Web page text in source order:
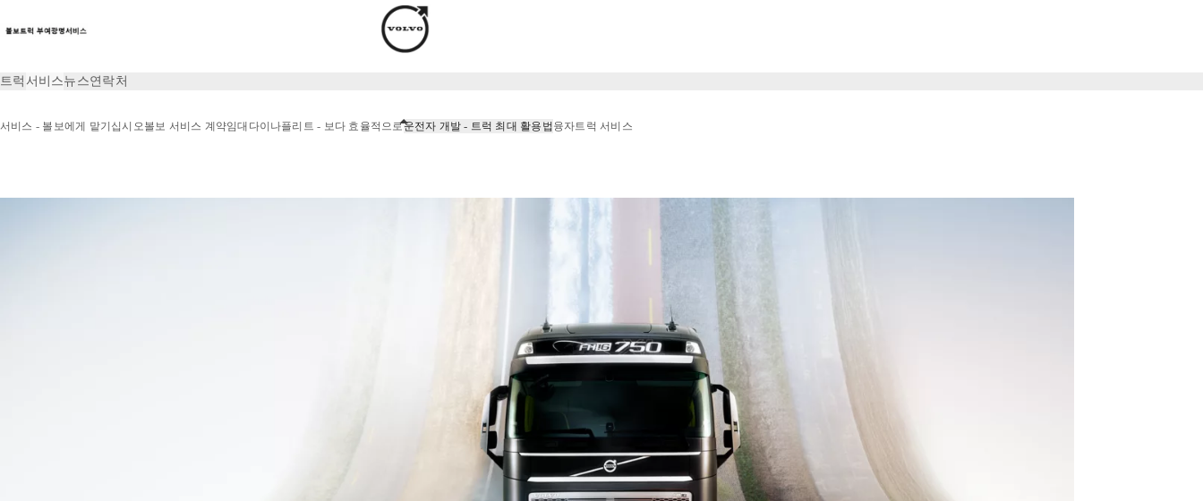
트럭서비스뉴스연락처
서비스 - 볼보에게 맡기십시오볼보 서비스 계약임대 다이나플리트 - 보다 효율적으로운전자 개발 - 트럭 최대 활용법 융자트럭 서비스